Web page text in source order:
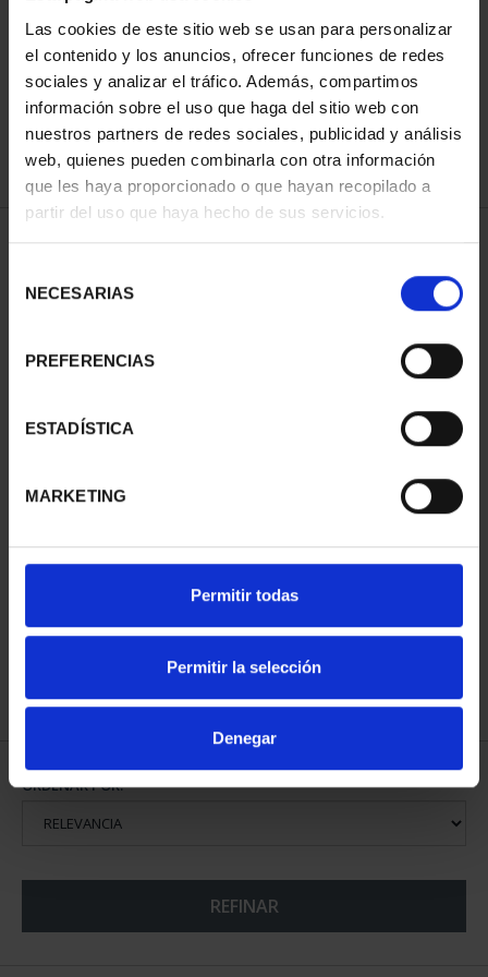
Las cookies de este sitio web se usan para personalizar
el contenido y los anuncios, ofrecer funciones de redes
sociales y analizar el tráfico. Además, compartimos
información sobre el uso que haga del sitio web con
nuestros partners de redes sociales, publicidad y análisis
web, quienes pueden combinarla con otra información
que les haya proporcionado o que hayan recopilado a
partir del uso que haya hecho de sus servicios.
NECESARIAS
PREFERENCIAS
ESTADÍSTICA
MARKETING
Permitir todas
Permitir la selección
Denegar
ORDENAR POR:
REFINAR
1 Productos encontrados
PROVINCIA COLECCION
COMPLET...
ORDENAR POR: